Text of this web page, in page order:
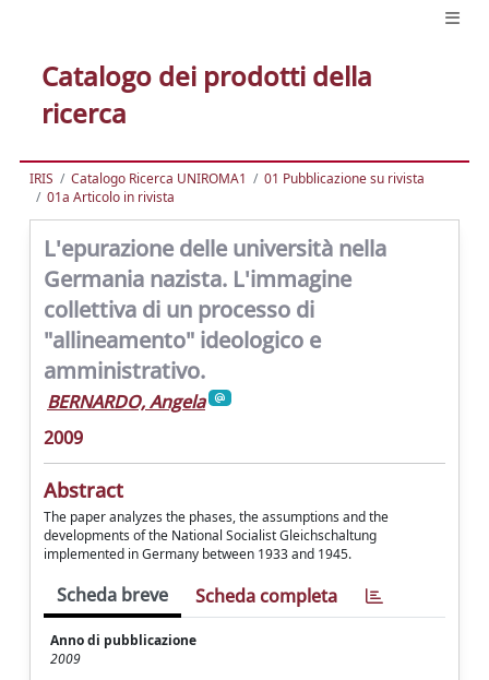
Catalogo dei prodotti della
ricerca
IRIS Catalogo Ricerca UNIROMA1
01 Pubblicazione su rivista
01a Articolo in rivista
L'epurazione delle università nella
Germania nazista. L'immagine
collettiva di un processo di
"allineamento" ideologico e
amministrativo.
BERNARDO, Angela
2009
Abstract
The paper analyzes the phases, the assumptions and the
developments of the National Socialist Gleichschaltung
implemented in Germany between 1933 and 1945.
Scheda breve Scheda completa
Anno di pubblicazione
2009